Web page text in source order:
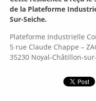
de la Plateforme
Sur-Seiche.
Plateforme Industrielle
5 rue Claude Chappe –
35230 Noyal-Châtillon-